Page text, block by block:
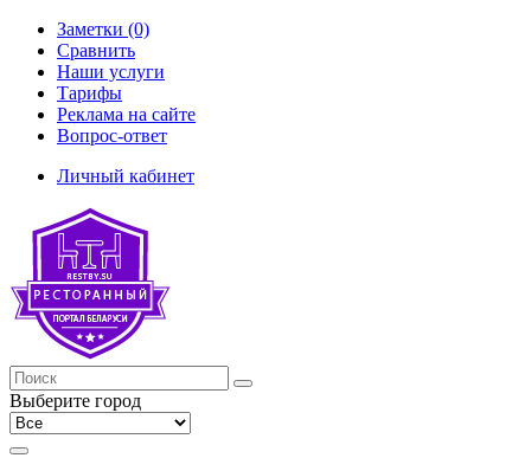
Заметки (0)
Сравнить
Наши услуги
Тарифы
Реклама на сайте
Вопрос-ответ
Личный кабинет
Выберите город